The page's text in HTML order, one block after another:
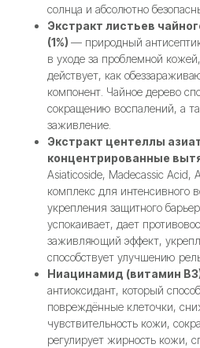
солнца и абсолютно
Экстракт листьев
(1%) — природный
в уходе за проблемной
действует, как
компонент. Чайное дерево
сокращению воспалений, а
заживление.
Экстракт центеллы
концентрированные
Asiaticoside, Madecassic
комплекс для интенсивного
укрепления защитного
успокаивает, дает
заживляющий эффект,
способствует улучшению
Ниацинамид (витамин
антиоксидант, который
повреждённые клеточки,
чувствительность кожи,
регулирует жирность кожи,